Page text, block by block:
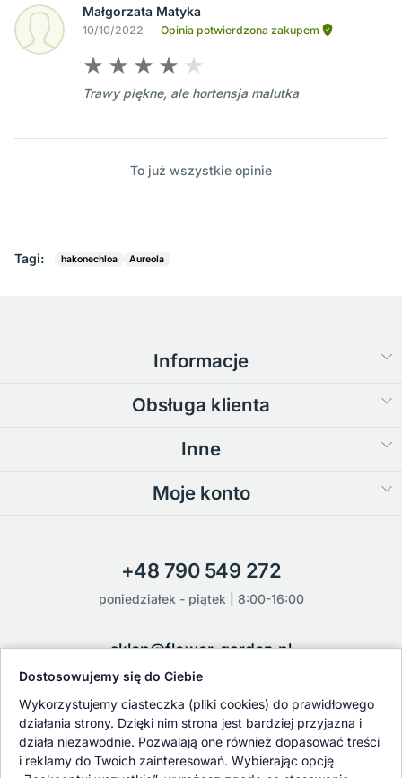
Małgorzata Matyka
10/10/2022 Opinia potwierdzona zakupem
Trawy piękne, ale hortensja malutka
To już wszystkie opinie
Tagi: hakonechloa Aureola
Informacje
Obsługa klienta
Inne
Moje konto
+48 790 549 272
poniedziałek - piątek | 8:00-16:00
sklep@flower-garden.pl
Oferowane przez nas rośliny i nasiona podlegają regularnej ścisłej
kontroli jakości oraz kontroli zdrowotnej przeprowadzanej przez
wykwalifikowane osoby z Państwowej Inspekcji Ochrony Roślin i
Nasiennictwa.
Dostosowujemy się do Ciebie
Wykorzystujemy ciasteczka (pliki cookies) do prawidłowego
działania strony. Dzięki nim strona jest bardziej przyjazna i
działa niezawodnie. Pozwalają one również dopasować treści
i reklamy do Twoich zainteresowań. Wybierając opcję